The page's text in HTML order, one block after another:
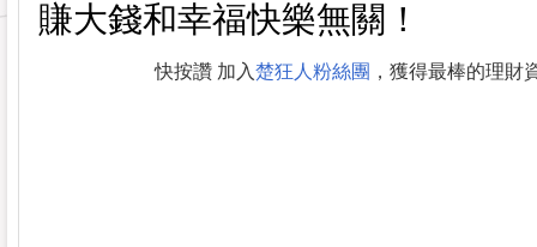
賺大錢和幸福快樂無關！
快按讚 加入楚狂人粉絲團 ，獲得最棒的理財